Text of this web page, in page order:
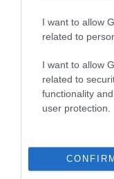
I want to allow
related to
I want to allow
related to
functionality
user protection.
CONFIRM
Kevesebb
drágulna a tej